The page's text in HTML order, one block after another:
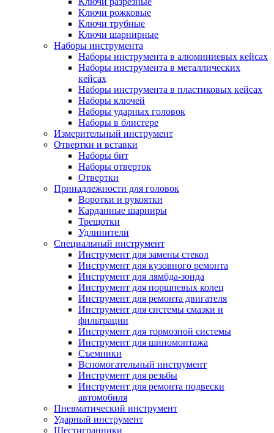
Ключи рожковые
Ключи трубные
Ключи шарнирные
Наборы инструмента
Наборы инструмента в алюминиевых кейсах
Наборы инструмента в металлических
кейсах
Наборы инструмента в пластиковых кейсах
Наборы ключей
Наборы ударных головок
Наборы в блистере
Измерительный инструмент
Отвертки и вставки
Наборы бит
Наборы отверток
Отвертки
Принадлежности для головок
Воротки и рукоятки
Карданные шарниры
Трещотки
Удлинители
Специальный инструмент
Инструмент для замены стекол
Инструмент для кузовного ремонта
Инструмент для лямбда-зонда
Инструмент для поршневых колец
Инструмент для ремонта двигателя
Инструмент для системы смазки и
фильтрации
Инструмент для тормозной системы
Инструмент для шиномонтажа
Съемники
Вспомогательный инструмент
Инструмент для резьбы
Инструмент для ремонта подвески
автомобиля
Пневматический инструмент
Ударный инструмент
Шестигранники